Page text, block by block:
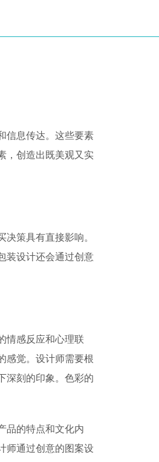
信息传达。这些要素
，创造出既美观又实
策具有直接影响。
装设计还会通过创意
情感反应和心理联
感觉。设计师需要根
深刻的印象。色彩的
品的特点和文化内
师通过创意的图案设